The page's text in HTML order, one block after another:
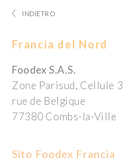
INDIETRO
Francia del Nord
Foodex S.A.S.
Zone Parisud, Cellule
rue de Belgique
77380 Combs-la-Ville
Sito Foodex Francia